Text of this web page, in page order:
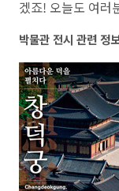
겠죠! 오늘도 여러
박물관 전시 관련 정